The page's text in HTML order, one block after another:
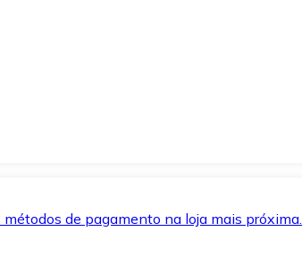
de pagamento na loja mais próxima.